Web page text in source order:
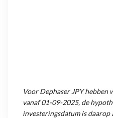
VoorDephaser JPYhebben
vanaf01-09-2025, de
investeringsdatum is daarop